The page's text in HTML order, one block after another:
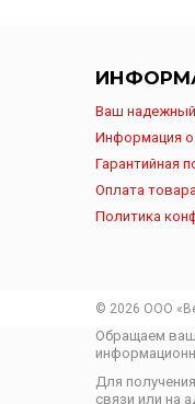
Ваш надежный
Информация
Гарантийная
Оплата
Политика
© 2026 ООО
Обращаем
Для
связи или на